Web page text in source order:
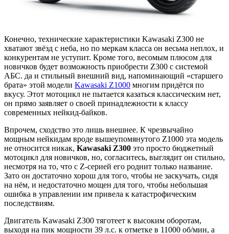
Конечно, технические характеристики Kawasaki Z300 не
хватают звёзд с неба, но по меркам класса он весьма неплох, и
конкурентам не уступит. Кроме того, весомым плюсом для
новичков будет возможность приобрести Z300 с системой
АБС. да и стильный внешний вид, напоминающий «старшего
брата» этой модели Kawasaki Z1000 многим придётся по
вкусу. Этот мотоцикл не пытается казаться классическим нет,
он прямо заявляет о своей принадлежности к классу
современных нейкид-байков.
Впрочем, сходство это лишь внешнее. К чрезвычайно
мощным нейкидам вроде вышеупомянутого Z1000 эта модель
не относится никак, Kawasaki Z300 это просто бюджетный
мотоцикл для новичков, но, согласитесь, выглядит он стильно,
несмотря на то, что с Z-серией его роднит только название.
Зато он достаточно хорош для того, чтобы не заскучать, сидя
на нём, и недостаточно мощен для того, чтобы небольшая
ошибка в управлении им привела к катастрофическим
последствиям.
Двигатель Kawasaki Z300 тяготеет к высоким оборотам,
выходя на пик мощности 39 л.с. к отметке в 11000 об/мин, а